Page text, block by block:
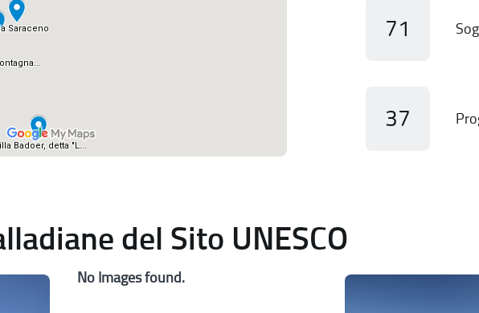
71
37
del Sito UNESCO
No Images found.